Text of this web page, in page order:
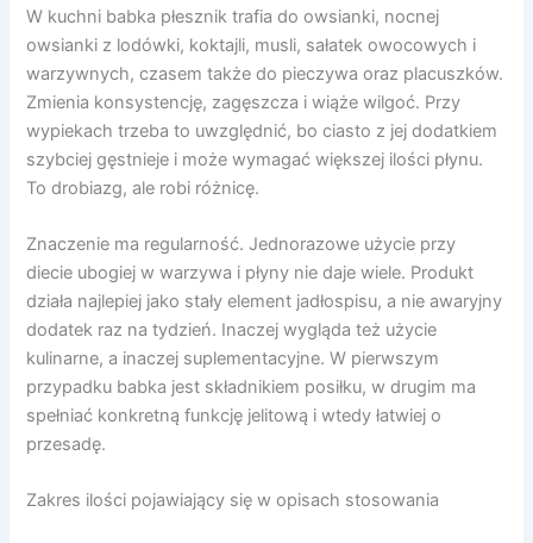
W kuchni babka płesznik trafia do owsianki, nocnej
owsianki z lodówki, koktajli, musli, sałatek owocowych i
warzywnych, czasem także do pieczywa oraz placuszków.
Zmienia konsystencję, zagęszcza i wiąże wilgoć. Przy
wypiekach trzeba to uwzględnić, bo ciasto z jej dodatkiem
szybciej gęstnieje i może wymagać większej ilości płynu.
To drobiazg, ale robi różnicę.
Znaczenie ma regularność. Jednorazowe użycie przy
diecie ubogiej w warzywa i płyny nie daje wiele. Produkt
działa najlepiej jako stały element jadłospisu, a nie awaryjny
dodatek raz na tydzień. Inaczej wygląda też użycie
kulinarne, a inaczej suplementacyjne. W pierwszym
przypadku babka jest składnikiem posiłku, w drugim ma
spełniać konkretną funkcję jelitową i wtedy łatwiej o
przesadę.
Zakres ilości pojawiający się w opisach stosowania